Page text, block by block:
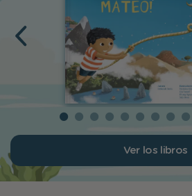
Ver los libros